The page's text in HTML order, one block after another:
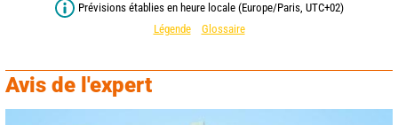
Prévisions établies en heure locale (Europe/Paris, UTC+02)
Légende
Glossaire
Avis de l'expert